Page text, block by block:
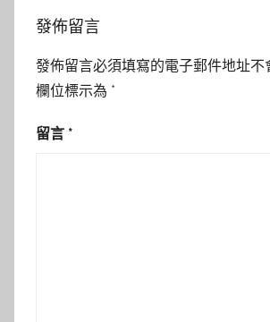
發佈留言
發佈留言必須填寫的電子郵件地址不
欄位標示為 *
留言 *